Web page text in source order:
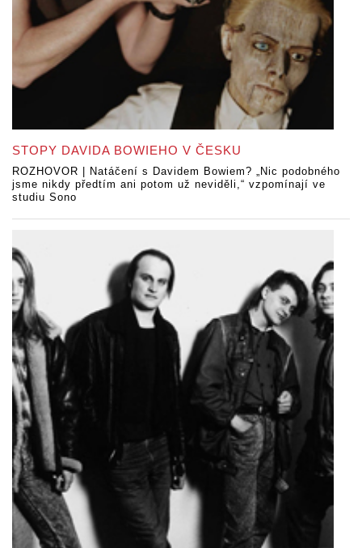
STOPY DAVIDA BOWIEHO V ČESKU
ROZHOVOR | Natáčení s Davidem Bowiem? „Nic podobného
jsme nikdy předtím ani potom už neviděli,“ vzpomínají ve
studiu Sono